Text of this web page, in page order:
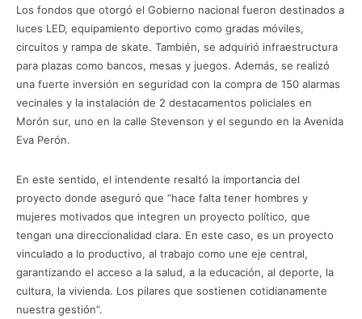
Los fondos que otorgó el Gobierno nacional fueron destinados a
luces LED, equipamiento deportivo como gradas móviles,
circuitos y rampa de skate. También, se adquirió infraestructura
para plazas como bancos, mesas y juegos. Además, se realizó
una fuerte inversión en seguridad con la compra de 150 alarmas
vecinales y la instalación de 2 destacamentos policiales en
Morón sur, uno en la calle Stevenson y el segundo en la Avenida
Eva Perón.
En este sentido, el intendente resaltó la importancia del
proyecto donde aseguró que “hace falta tener hombres y
mujeres motivados que integren un proyecto político, que
tengan una direccionalidad clara. En este caso, es un proyecto
vinculado a lo productivo, al trabajo como une eje central,
garantizando el acceso a la salud, a la educación, al deporte, la
cultura, la vivienda. Los pilares que sostienen cotidianamente
nuestra gestión”.